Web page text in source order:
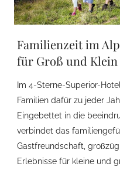
Familienzeit im
für Groß und Klein
Im 4-Sterne-Superior-
Familien dafür zu jeder
Eingebettet in die
verbindet das
Gastfreundschaft,
Erlebnisse für kleine und